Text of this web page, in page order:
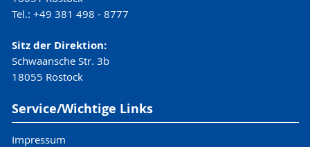
Tel.: +49 381 498 - 8777
Sitz der Direktion:
Schwaansche Str. 3b
18055 Rostock
Service/Wichtige Links
Impressum